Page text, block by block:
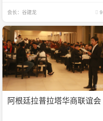
会长：谷建龙 9
阿根廷拉普拉塔华商联谊会